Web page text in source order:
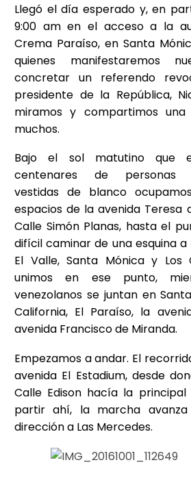
Llegó el día esperado y, en
9:00 am en el acceso a la
Crema Paraíso, en Santa
quienes manifestaremos
concretar un referendo
presidente de la República,
miramos y compartimos una
muchos.
Bajo el sol matutino que
centenares de personas
vestidas de blanco
espacios de la avenida Teresa
Calle Simón Planas, hasta el
difícil caminar de una esquina
El Valle, Santa Mónica y Los
unimos en ese punto,
venezolanos se juntan en
California, El Paraíso, la
avenida Francisco de Miranda.
Empezamos a andar. El
avenida El Estadium, desde
Calle Edison hacía la
partir ahí, la marcha avanza
dirección a Las Mercedes.